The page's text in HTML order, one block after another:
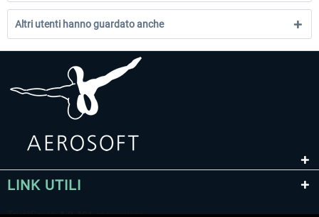
Altri utenti hanno guardato anche
LINK UTILI